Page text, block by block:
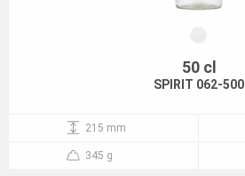
50 cl
SPIRIT 062-500
215 mm
345 g